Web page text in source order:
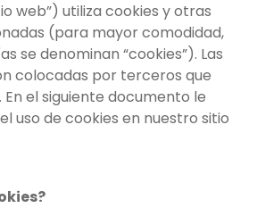
web”) utiliza cookies y otras
(para mayor comodidad,
se denominan “cookies”). Las
colocadas por terceros que
el siguiente documento le
uso de cookies en nuestro sitio